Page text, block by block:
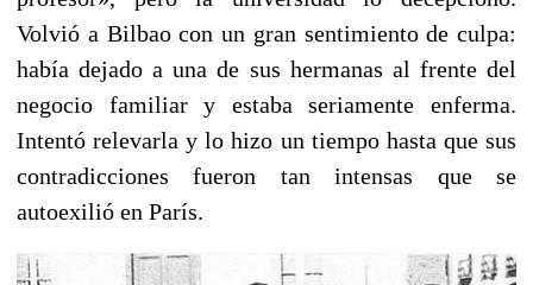
Volvió a Bilbao con un gran sentimiento de culpa:
había dejado a una de sus hermanas al frente del
negocio familiar y estaba seriamente enferma.
Intentó relevarla y lo hizo un tiempo hasta que sus
contradicciones fueron tan intensas que se
autoexilió en París.